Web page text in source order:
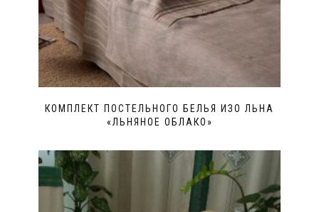
КОМПЛЕКТ ПОСТЕЛЬНОГО БЕЛЬЯ ИЗО ЛЬНА
«ЛЬНЯНОЕ ОБЛАКО»